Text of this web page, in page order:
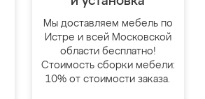
Мы доставляем мебель по
Истре и всей Московской
области бесплатно!
Стоимость сборки мебели:
10% от стоимости заказа.